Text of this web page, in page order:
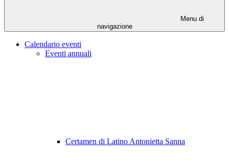
Menu di
navigazione
Calendario eventi
Eventi annuali
Certamen di Latino Antonietta Sanna